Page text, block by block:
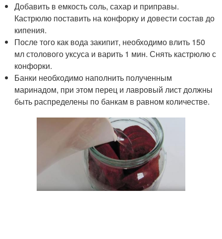
Добавить в емкость соль, сахар и приправы.
Кастрюлю поставить на конфорку и довести состав до
кипения.
После того как вода закипит, необходимо влить 150
мл столового уксуса и варить 1 мин. Снять кастрюлю с
конфорки.
Банки необходимо наполнить полученным
маринадом, при этом перец и лавровый лист должны
быть распределены по банкам в равном количестве.